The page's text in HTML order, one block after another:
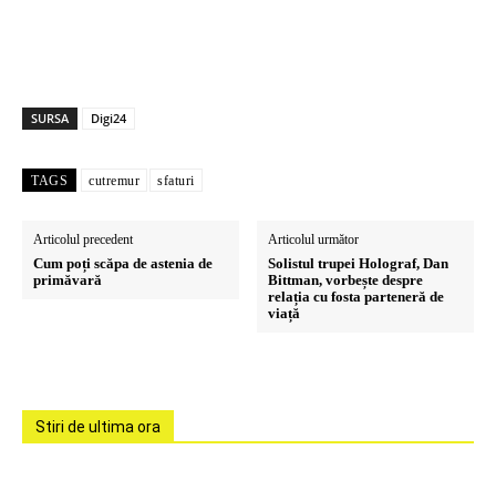
SURSA Digi24
TAGS cutremur sfaturi
Articolul precedent
Cum poți scăpa de astenia de
primăvară
Articolul următor
Solistul trupei Holograf, Dan
Bittman, vorbește despre
relația cu fosta parteneră de
viață
Stiri de ultima ora